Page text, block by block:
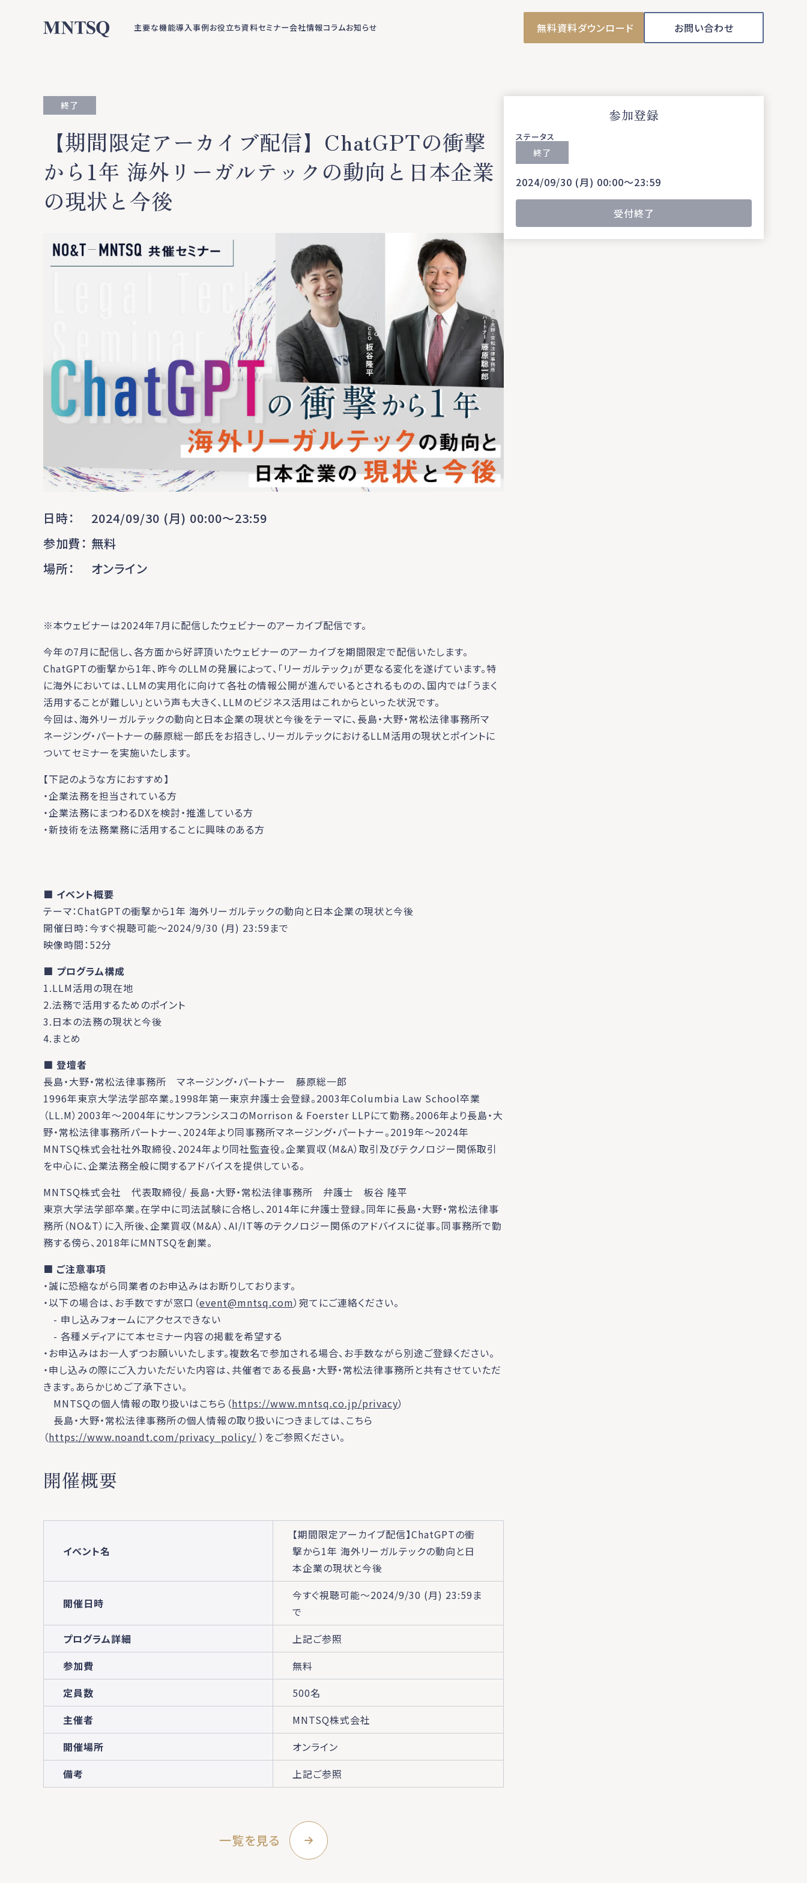
主要な機能導入事例お役立ち資料セミナー会社情報コラムお知らせ 無料資料ダウンロード お問い合わせ
終了
【期間限定アーカイブ配信】ChatGPTの衝撃
から1年 海外リーガルテックの動向と日本企業
の現状と今後
日時
2024/09/30 (月) 00:00〜23:59
参加費
無料
場所
オンライン
※本ウェビナーは2024年7月に配信したウェビナーのアーカイブ配信です。
今年の7月に配信し、各方面から好評頂いたウェビナーのアーカイブを期間限定で配信いたします。
ChatGPTの衝撃から1年、昨今のLLMの発展によって、「リーガルテック」が更なる変化を遂げています。特
に海外においては、LLMの実用化に向けて各社の情報公開が進んでいるとされるものの、国内では「うまく
活用することが難しい」という声も大きく、LLMのビジネス活用はこれからといった状況です。
今回は、海外リーガルテックの動向と日本企業の現状と今後をテーマに、長島・大野・常松法律事務所マ
ネージング・パートナーの藤原総一郎氏をお招きし、リーガルテックにおけるLLM活用の現状とポイントに
ついてセミナーを実施いたします。
【下記のような方におすすめ】
・企業法務を担当されている方
・企業法務にまつわるDXを検討・推進している方
・新技術を法務業務に活用することに興味のある方
■ イベント概要
テーマ：ChatGPTの衝撃から1年 海外リーガルテックの動向と日本企業の現状と今後
開催日時：今すぐ視聴可能～2024/9/30 (月) 23:59まで
映像時間：52分
■ プログラム構成
1.LLM活用の現在地
2.法務で活用するためのポイント
3.日本の法務の現状と今後
4.まとめ
■ 登壇者
長島・大野・常松法律事務所 マネージング・パートナー 藤原総一郎
1996年東京大学法学部卒業。1998年第一東京弁護士会登録。2003年Columbia Law School卒業
（LL.M）2003年～2004年にサンフランシスコのMorrison & Foerster LLPにて勤務。2006年より長島・大
野・常松法律事務所パートナー、2024年より同事務所マネージング・パートナー。2019年～2024年
MNTSQ株式会社社外取締役、2024年より同社監査役。企業買収（M&A）取引及びテクノロジー関係取引
を中心に、企業法務全般に関するアドバイスを提供している。
MNTSQ株式会社 代表取締役/ 長島・大野・常松法律事務所 弁護士 板谷 隆平
東京大学法学部卒業。在学中に司法試験に合格し、2014年に弁護士登録。同年に長島・大野・常松法律事
務所（NO&T）に入所後、企業買収（M&A）、AI/IT等のテクノロジー関係のアドバイスに従事。同事務所で勤
務する傍ら、2018年にMNTSQを創業。
■ ご注意事項
・誠に恐縮ながら同業者のお申込みはお断りしております。
・以下の場合は、お手数ですが窓口（event@mntsq.com）宛てにご連絡ください。
- 申し込みフォームにアクセスできない
- 各種メディアにて本セミナー内容の掲載を希望する
・お申込みはお一人ずつお願いいたします。複数名で参加される場合、お手数ながら別途ご登録ください。
・申し込みの際にご入力いただいた内容は、共催者である長島・大野・常松法律事務所と共有させていただ
きます。あらかじめご了承下さい。
MNTSQの個人情報の取り扱いはこちら（https://www.mntsq.co.jp/privacy）
長島・大野・常松法律事務所の個人情報の取り扱いにつきましては、こちら
（https://www.noandt.com/privacy_policy/ ）をご参照ください。
開催概要
イベント名
【期間限定アーカイブ配信】ChatGPTの衝
撃から1年 海外リーガルテックの動向と日
本企業の現状と今後
開催日時
今すぐ視聴可能～2024/9/30 (月) 23:59ま
で
プログラム詳細
上記ご参照
参加費
無料
定員数
500名
主催者
MNTSQ株式会社
開催場所
オンライン
備考
上記ご参照
一覧を見る
参加登録
ステータス
終了
2024/09/30 (月) 00:00〜23:59
受付終了